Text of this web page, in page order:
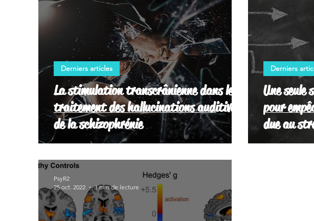
La stimulation transcrânienne dans le
traitement des hallucinations auditives
de la schizophrénie
Derniers articles
Une seule
pour
due au
Derniers
PsyR2
25 oct. 2022
1 min de lecture